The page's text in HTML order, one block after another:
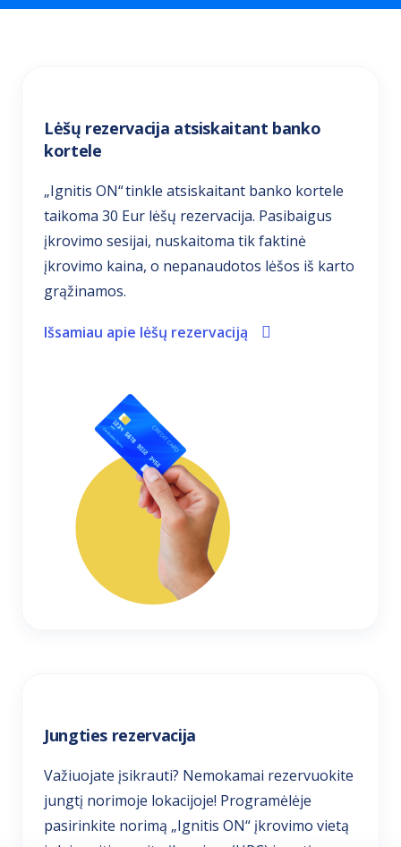
Lėšų rezervacija atsiskaitant banko
kortele
„Ignitis ON“ tinkle atsiskaitant banko kortele
taikoma 30 Eur lėšų rezervacija. Pasibaigus
įkrovimo sesijai, nuskaitoma tik faktinė
įkrovimo kaina, o nepanaudotos lėšos iš karto
grąžinamos.
Išsamiau apie lėšų rezervaciją
Jungties rezervacija
Važiuojate įsikrauti? Nemokamai rezervuokite
jungtį norimoje lokacijoje! Programėlėje
pasirinkite norimą „Ignitis ON“ įkrovimo vietą